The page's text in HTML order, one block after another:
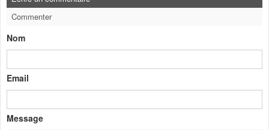
Commenter
Nom
Email
Message